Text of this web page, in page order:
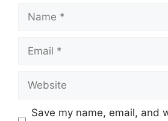
Name
Email
Website
Save my name, email, and